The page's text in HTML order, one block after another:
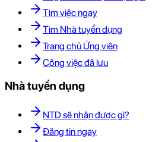
Tìm việc ngay
Tìm Nhà tuyển dụng
Trang chủ Ứng viên
Công việc đã lưu
Nhà tuyển dụng
NTD sẽ nhận được gì?
Đăng tin ngay